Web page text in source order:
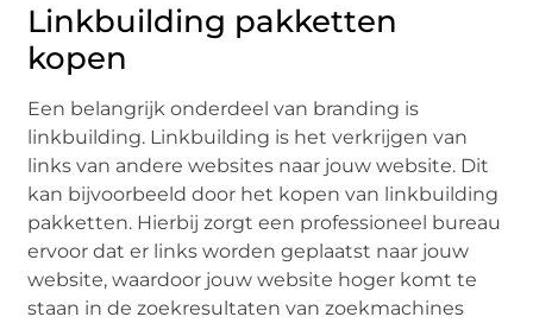
Linkbuilding pakketten
kopen
Een belangrijk onderdeel van branding is
linkbuilding. Linkbuilding is het verkrijgen van
links van andere websites naar jouw website. Dit
kan bijvoorbeeld door het kopen van linkbuilding
pakketten. Hierbij zorgt een professioneel bureau
ervoor dat er links worden geplaatst naar jouw
website, waardoor jouw website hoger komt te
staan in de zoekresultaten van zoekmachines